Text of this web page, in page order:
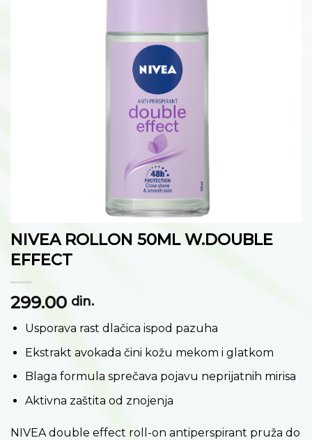
NIVEA ROLLON 50ML W.DOUBLE
EFFECT
299.00 din.
Usporava rast dlačica ispod pazuha
Ekstrakt avokada čini kožu mekom i glatkom
Blaga formula sprečava pojavu neprijatnih mirisa
Aktivna zaštita od znojenja
NIVEA double effect roll-on antiperspirant pruža do